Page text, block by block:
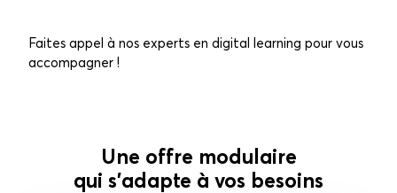
Faites appel à nos experts en digital learning pour vous
accompagner !
Une offre modulaire
qui s’adapte à vos besoins